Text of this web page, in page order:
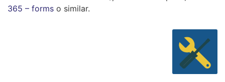
365 – forms o similar.